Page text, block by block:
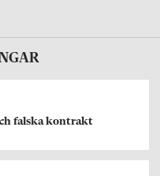
falska kontrakt